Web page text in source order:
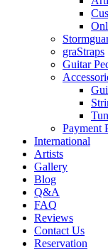
graStraps
Guitar
Payment
International
Artists
Gallery
Blog
Q&A
FAQ
Reviews
Contact Us
Reservation